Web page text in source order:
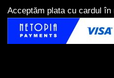
Acceptăm plata cu cardul